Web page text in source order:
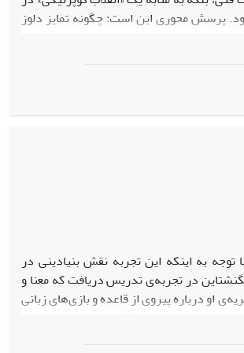
پرسش محوری این است: چگونه تمایز دلوز
دهد؟ با روشی توصیفی-تحلیلی و با بررسی
– هستی‌شناسی ایستای اقلیدسی را به
عنوان فرآیندی مبتنی بر «تکینگی‌ها» و
به اینکه این تجربه نقش بنیادینی در
در تجربه‌ی تدریس دریافت که معنا و
او درباره پیروی از قاعده و بازی‌های زبانی
می‌دانست. فهم معلّمی به‌مثابه تشخیص و
توجه به جزئیات زنده‌ی کلاس درس،